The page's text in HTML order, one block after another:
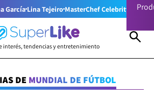
García Lina Tejeiro MasterChef Celebrity
interés, tendencias y entretenimiento
DE MUNDIAL DE FÚTBOL